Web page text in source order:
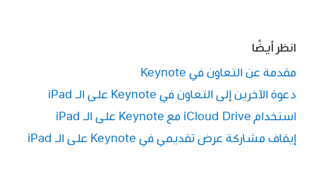
انظر أيضًا
مقدمة عن التعاون في Keynote
دعوة الآخرين إلى التعاون في Keynote على الـ iPad
استخدام iCloud Drive مع Keynote على الـ iPad
إيقاف مشاركة عرض تقديمي في Keynote على الـ iPad